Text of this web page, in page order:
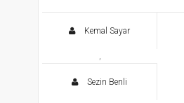
Kemal Sayar
Sezin Benli